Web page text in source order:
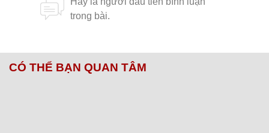
CÓ THỂ BẠN QUAN TÂM